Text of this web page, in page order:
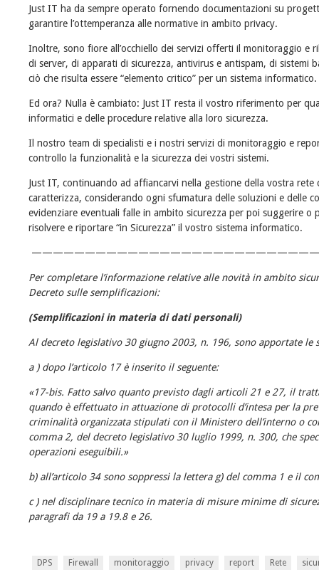
Just IT ha da sempre operato fornendo documentazioni su
garantire l’ottemperanza alle normative in ambito privacy.
Inoltre, sono fiore all’occhiello dei servizi offerti il monitoraggio e
di server, di apparati di sicurezza, antivirus e antispam, di
ciò che risulta essere “elemento critico” per un sistema informatico.
Ed ora? Nulla è cambiato: Just IT resta il vostro riferimento per
informatici e delle procedure relative alla loro sicurezza.
Il nostro team di specialisti e i nostri servizi di monitoraggio e
controllo la funzionalità e la sicurezza dei vostri sistemi.
Just IT, continuando ad affiancarvi nella gestione della vostra rete
caratterizza, considerando ogni sfumatura delle soluzioni e delle
evidenziare eventuali falle in ambito sicurezza per poi suggerire
risolvere e riportare “in Sicurezza” il vostro sistema informatico.
Per completare l’informazione relative alle novità in ambito
Decreto sulle semplificazioni:
(Semplificazioni in materia di dati personali)
Al decreto legislativo 30 giugno 2003, n. 196, sono apportate le
a ) dopo l’articolo 17 è inserito il seguente:
«17-bis. Fatto salvo quanto previsto dagli articoli 21 e 27, il
quando è effettuato in attuazione di protocolli d’intesa per la
criminalità organizzata stipulati con il Ministero dell’interno o
comma 2, del decreto legislativo 30 luglio 1999, n. 300, che
operazioni eseguibili.»
b) all’articolo 34 sono soppressi la lettera g) del comma 1 e il
c ) nel disciplinare tecnico in materia di misure minime di
paragrafi da 19 a 19.8 e 26.
DPS Firewall monitoraggio privacy report Rete